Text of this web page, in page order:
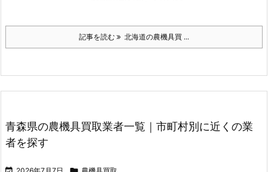
記事を読む 北海道の農機具買 ...
青森県の農機具買取業者一覧｜市町村別に近くの業
者を探す